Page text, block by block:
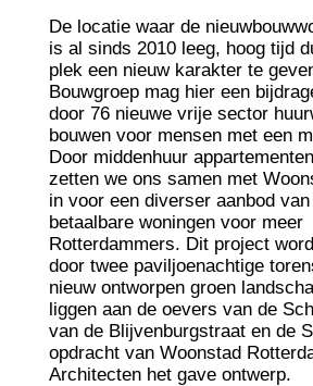
De locatie waar de
is al sinds 2010 leeg, hoog tijd
plek een nieuw karakter te
Bouwgroep mag hier een
door 76 nieuwe vrije sector
bouwen voor mensen met een
Door middenhuur
zetten we ons samen met
in voor een diverser aanbod
betaalbare woningen voor meer
Rotterdammers. Dit project
door twee paviljoenachtige
nieuw ontworpen groen
liggen aan de oevers van de
van de Blijvenburgstraat en de
opdracht van Woonstad
Architecten het gave ontwerp.